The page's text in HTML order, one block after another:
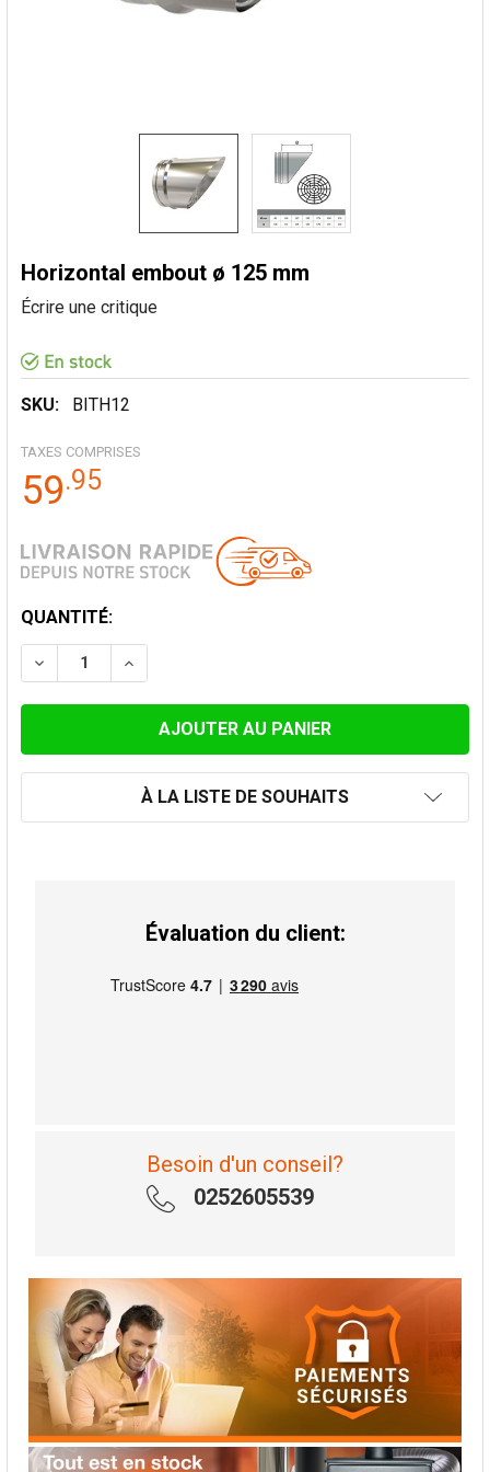
Horizontal embout ø 125 mm
Écrire une critique
SKU: BITH12
TAXES COMPRISES
59.95
STOCK
ACTUEL:
QUANTITÉ:
DIMINUER LA QUANTITÉ DE HORIZONTAL EMBOUT Ø
AUGMENTER LA QUANTITÉ DE
À LA LISTE DE SOUHAITS
Évaluation du client:
Besoin d'un conseil?
0252605539